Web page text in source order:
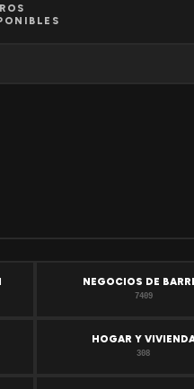
NEGOCIOS DE
7409
HOGAR Y
308